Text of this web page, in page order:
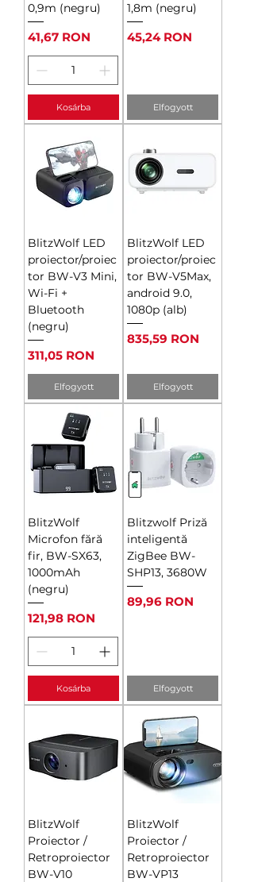
0,9m (negru)
Ár
41,67 RON
Kosárba
1,8m (negru)
Ár
45,24 RON
Elfogyott
BlitzWolf LED
proiector/proiec
tor BW-V3 Mini,
Wi-Fi +
Bluetooth
(negru)
Ár
311,05 RON
Elfogyott
BlitzWolf LED
proiector/proiec
tor BW-V5Max,
android 9.0,
1080p (alb)
Ár
835,59 RON
Elfogyott
BlitzWolf
Microfon fără
fir, BW-SX63,
1000mAh
(negru)
Ár
121,98 RON
Kosárba
Blitzwolf Priză
inteligentă
ZigBee BW-
SHP13, 3680W
Ár
89,96 RON
Elfogyott
BlitzWolf
Proiector /
Retroproiector
BW-V10
BlitzWolf
Proiector /
Retroproiector
BW-VP13